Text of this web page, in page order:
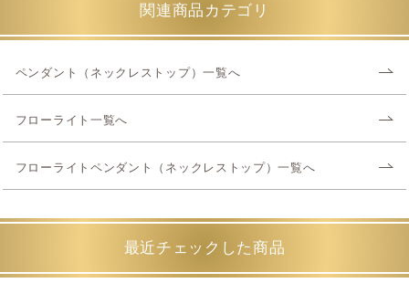
関連商品カテゴリ
ペンダント（ネックレストップ）一覧へ
フローライト一覧へ
フローライトペンダント（ネックレストップ）一覧へ
最近チェックした商品